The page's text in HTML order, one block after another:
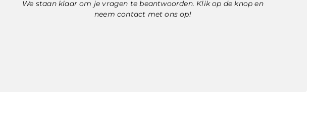
We staan klaar om je vragen te beantwoorden. Klik op de knop en
neem contact met ons op!